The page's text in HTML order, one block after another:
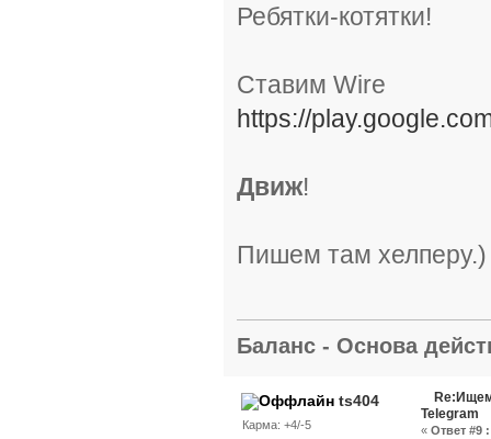
Ребятки-котятки!
Ставим Wire
https://
Движ!
Пишем там хелперу.)
Баланс - Основа
ts404
Карма: +4/-5
Telegram
« Ответ #9 :